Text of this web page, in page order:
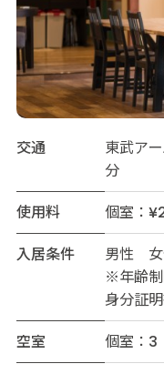
交通
東武ア
分
使用料
個室：
入居条件
男性
※年齢
身分証
空室
個室：3